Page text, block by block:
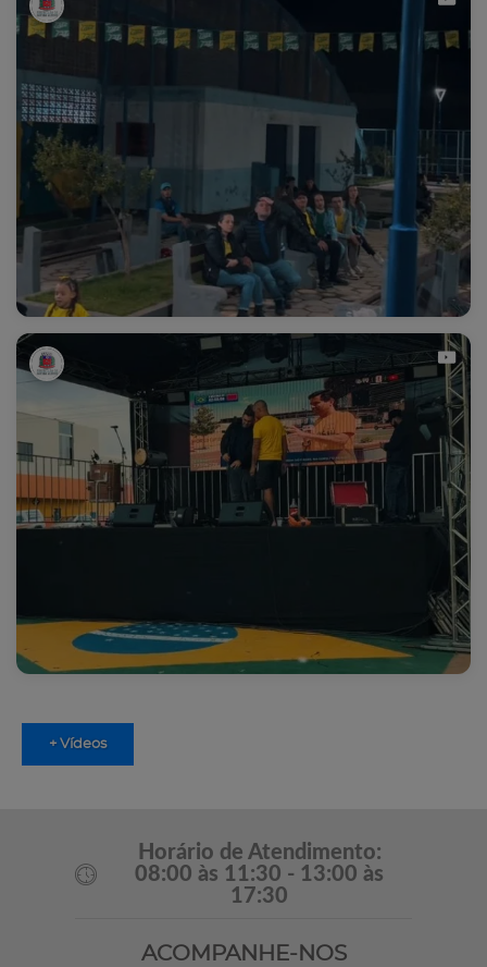
+ Vídeos
Horário de Atendimento:
08:00 às 11:30 - 13:00 às
17:30
ACOMPANHE-NOS